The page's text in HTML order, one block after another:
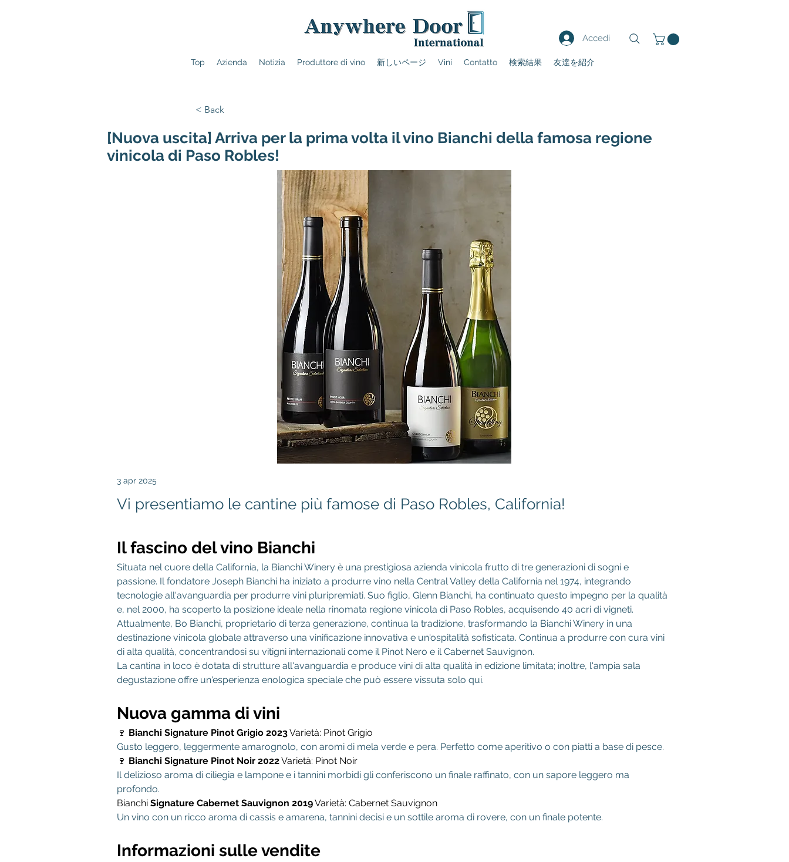
Accedi
Top Azienda Notizia Produttore di vino 新しいページ Vini Contatto 検索結果 友達を紹介
< Back
[Nuova uscita] Arriva per la prima volta il vino Bianchi della famosa regione
vinicola di Paso Robles!
3 apr 2025
Vi presentiamo le cantine più famose di Paso Robles, California!
Il fascino del vino Bianchi
Situata nel cuore della California, la Bianchi Winery è una prestigiosa azienda vinicola frutto di tre generazioni di sogni e
passione. Il fondatore Joseph Bianchi ha iniziato a produrre vino nella Central Valley della California nel 1974, integrando
tecnologie all'avanguardia per produrre vini pluripremiati. Suo figlio, Glenn Bianchi, ha continuato questo impegno per la qualità
e, nel 2000, ha scoperto la posizione ideale nella rinomata regione vinicola di Paso Robles, acquisendo 40 acri di vigneti.
Attualmente, Bo Bianchi, proprietario di terza generazione, continua la tradizione, trasformando la Bianchi Winery in una
destinazione vinicola globale attraverso una vinificazione innovativa e un'ospitalità sofisticata. Continua a produrre con cura vini
di alta qualità, concentrandosi su vitigni internazionali come il Pinot Nero e il Cabernet Sauvignon.
La cantina in loco è dotata di strutture all'avanguardia e produce vini di alta qualità in edizione limitata; inoltre, l'ampia sala
degustazione offre un'esperienza enologica speciale che può essere vissuta solo qui.
Nuova gamma di vini
🍷 Bianchi Signature Pinot Grigio 2023Varietà: Pinot Grigio
Gusto leggero, leggermente amarognolo, con aromi di mela verde e pera. Perfetto come aperitivo o con piatti a base di pesce.
🍷 Bianchi Signature Pinot Noir 2022Varietà: Pinot Noir
Il delizioso aroma di ciliegia e lampone e i tannini morbidi gli conferiscono un finale raffinato, con un sapore leggero ma
profondo.
Bianchi Signature Cabernet Sauvignon 2019Varietà: Cabernet Sauvignon
Un vino con un ricco aroma di cassis e amarena, tannini decisi e un sottile aroma di rovere, con un finale potente.
Informazioni sulle vendite